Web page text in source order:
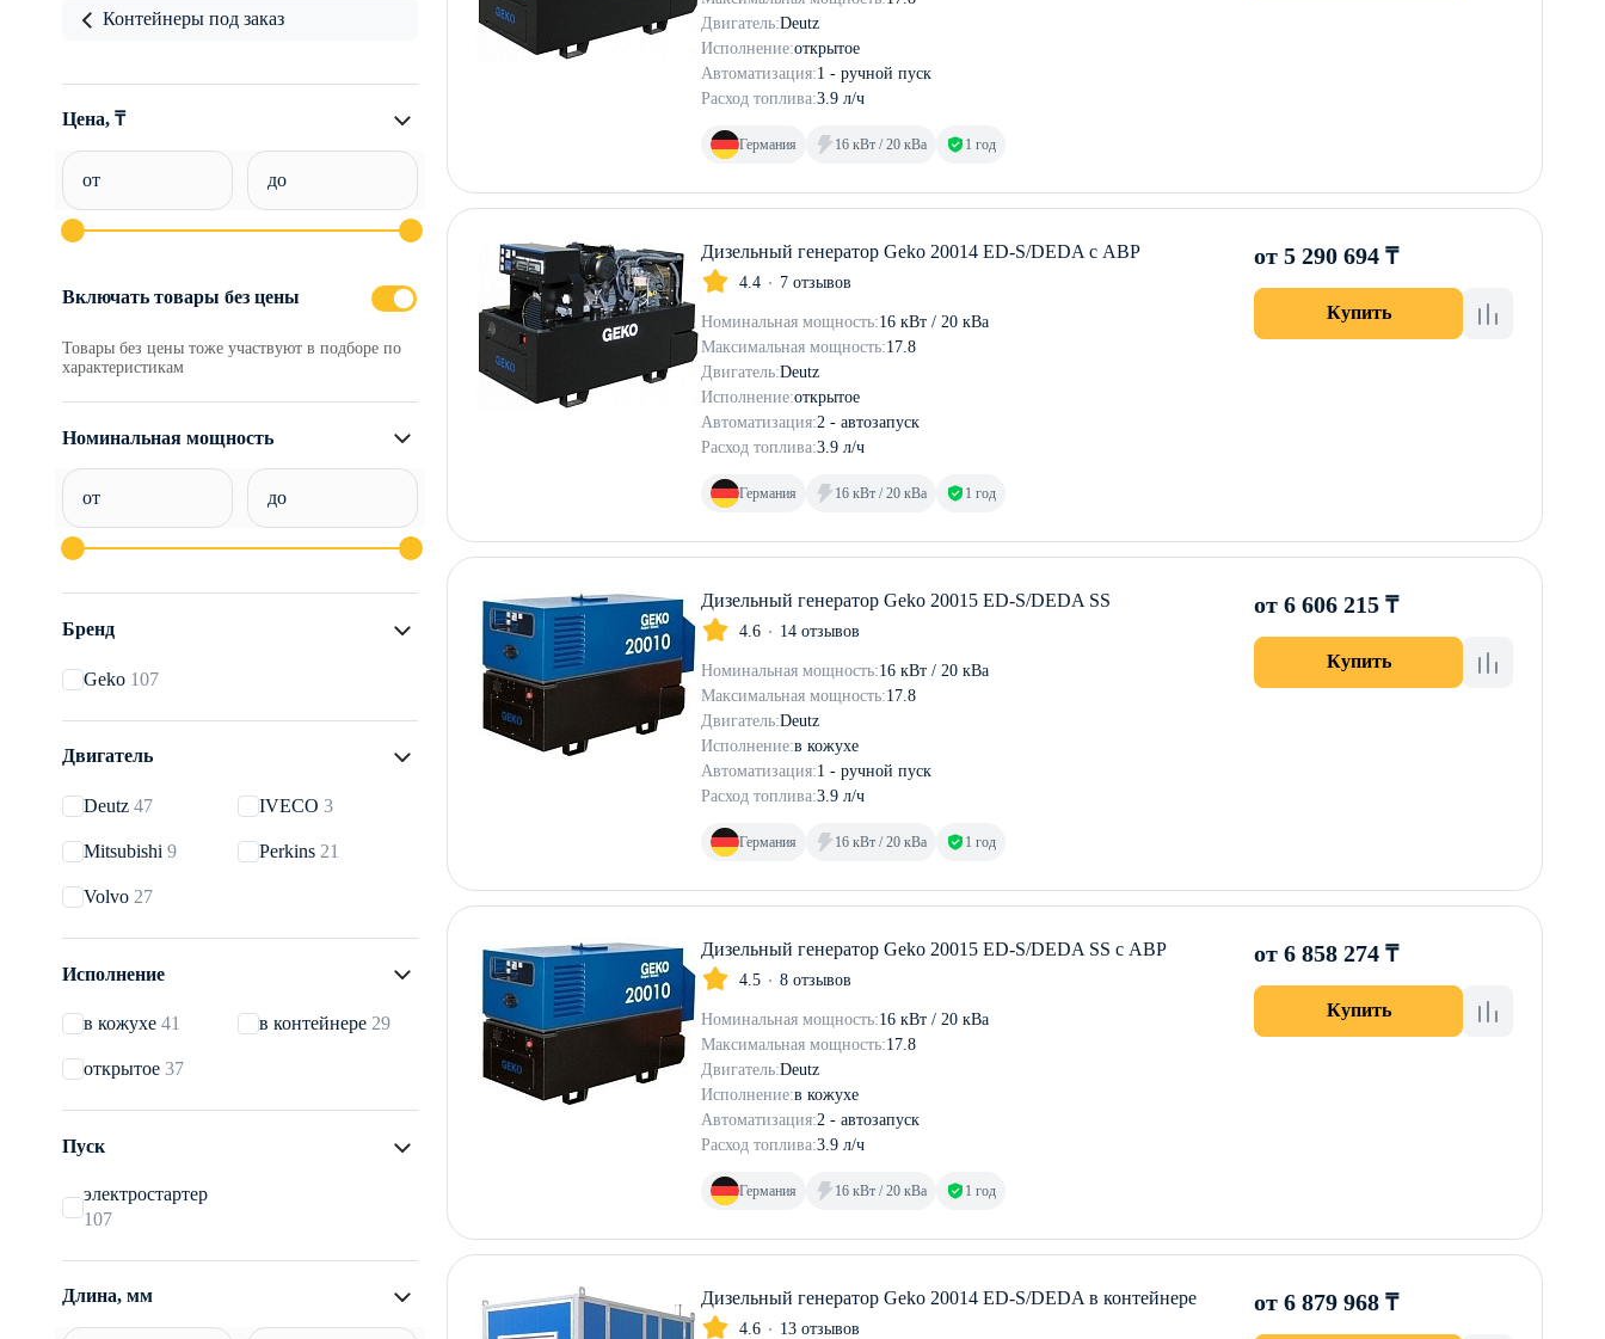
Контейнеры под заказ
Цена, ₸
от до
Включать товары без цены
Товары без цены тоже участвуют в подборе по
характеристикам
Номинальная мощность
от до
Бренд
Geko 107
Двигатель
Deutz 47 IVECO 3
Mitsubishi 9 Perkins 21
Volvo 27
Исполнение
в кожухе 41 в контейнере 29
открытое 37
Пуск
электростартер
107
Длина, мм
Двигатель:Deutz
Исполнение:открытое
Автоматизация:1 - ручной пуск
Расход топлива:3.9 л/ч
Германия 16 кВт / 20 кВа 1 год
Дизельный генератор Geko 20014 ED-S/DEDA с АВР
4.4 7 отзывов
Номинальная мощность:16 кВт / 20 кВа
Максимальная мощность:17.8
Двигатель:Deutz
Исполнение:открытое
Автоматизация:2 - автозапуск
Расход топлива:3.9 л/ч
Германия 16 кВт / 20 кВа 1 год
от 5 290 694 ₸
Купить
Дизельный генератор Geko 20015 ED-S/DEDA SS
4.6 14 отзывов
Номинальная мощность:16 кВт / 20 кВа
Максимальная мощность:17.8
Двигатель:Deutz
Исполнение:в кожухе
Автоматизация:1 - ручной пуск
Расход топлива:3.9 л/ч
Германия 16 кВт / 20 кВа 1 год
от 6 606 215 ₸
Купить
Дизельный генератор Geko 20015 ED-S/DEDA SS с АВР
4.5 8 отзывов
Номинальная мощность:16 кВт / 20 кВа
Максимальная мощность:17.8
Двигатель:Deutz
Исполнение:в кожухе
Автоматизация:2 - автозапуск
Расход топлива:3.9 л/ч
Германия 16 кВт / 20 кВа 1 год
от 6 858 274 ₸
Купить
Дизельный генератор Geko 20014 ED-S/DEDA в контейнере
4.6 13 отзывов
от 6 879 968 ₸